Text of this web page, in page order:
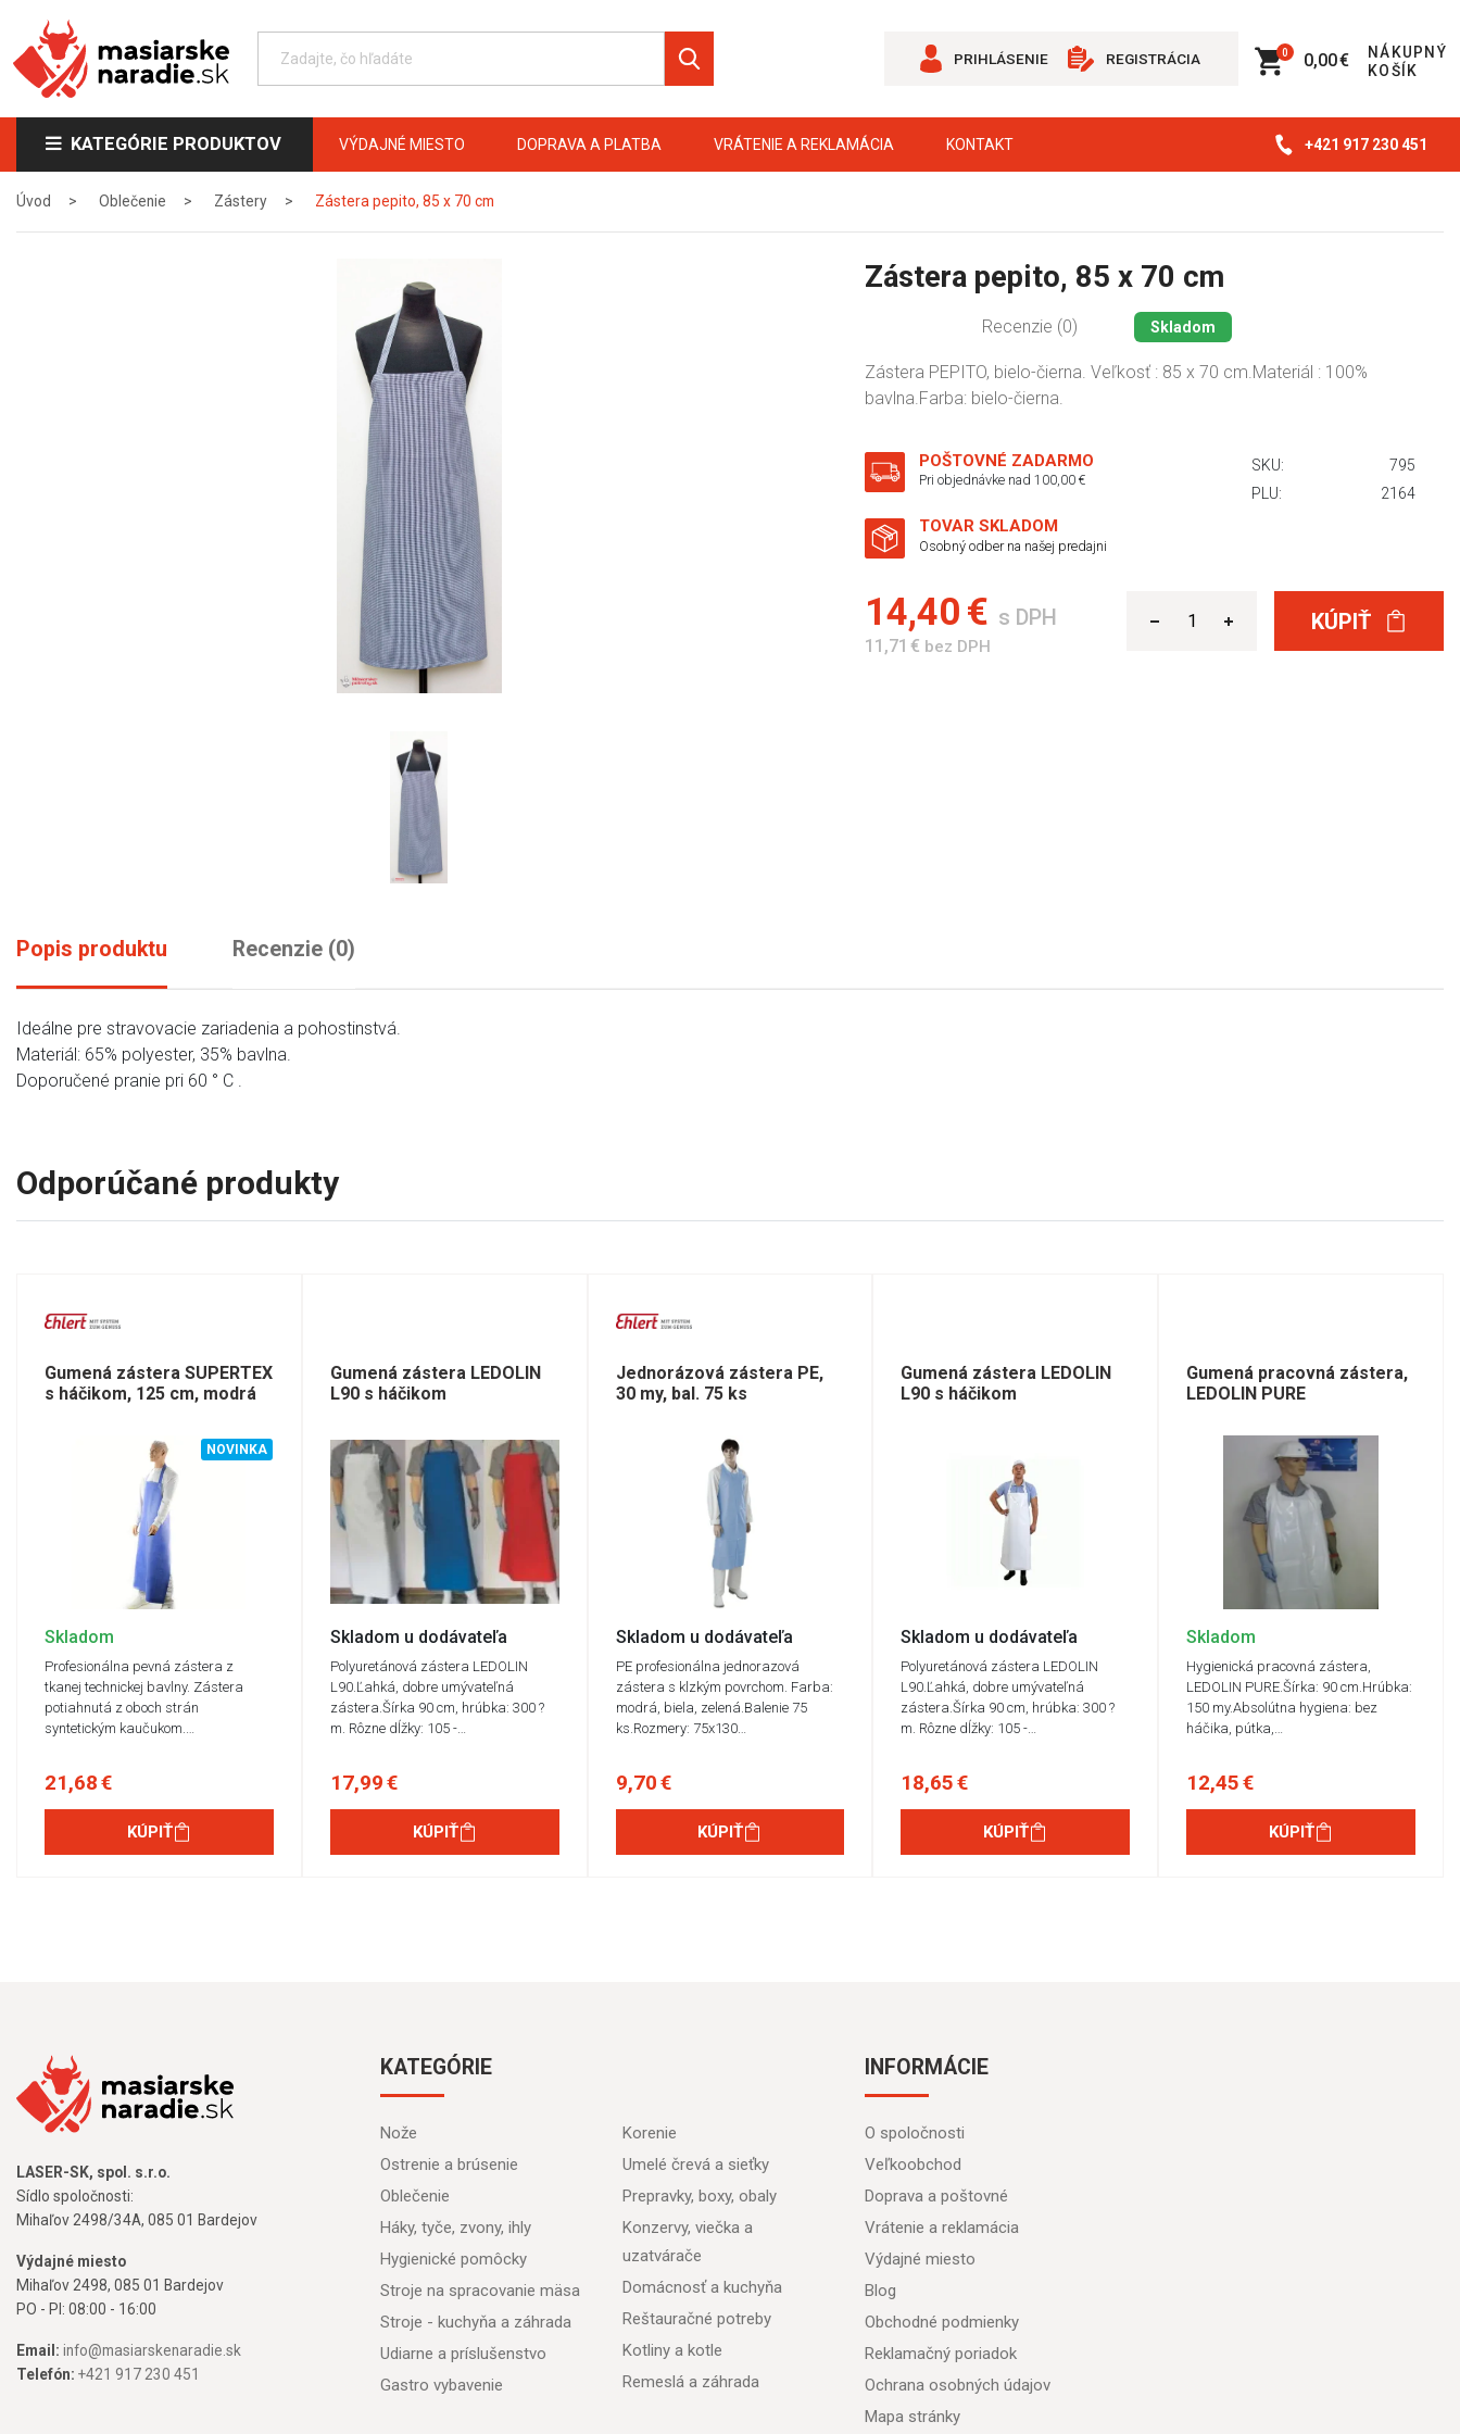
PRIHLÁSENIE REGISTRÁCIA 0,00 €
NÁKUPNÝ
KOŠÍK
0
KATEGÓRIE PRODUKTOV VÝDAJNÉ MIESTO DOPRAVA A PLATBA VRÁTENIE A REKLAMÁCIA KONTAKT +421 917 230 451
Úvod Oblečenie Zástery Zástera pepito, 85 x 70 cm
Zástera pepito, 85 x 70 cm
Recenzie (0) Skladom
Zástera PEPITO, bielo-čierna. Veľkosť : 85 x 70 cm.Materiál : 100%
bavlna.Farba: bielo-čierna.
POŠTOVNÉ ZADARMO
Pri objednávke nad 100,00 €
TOVAR SKLADOM
Osobný odber na našej predajni
SKU:
795
PLU:
2164
14,40 € s DPH
11,71 € bez DPH
KÚPIŤ
Popis produktu Recenzie (0)
Ideálne pre stravovacie zariadenia a pohostinstvá.
Materiál: 65% polyester, 35% bavlna.
Doporučené pranie pri 60 ° C .
Odporúčané produkty
Gumená zástera SUPERTEX
s háčikom, 125 cm, modrá
NOVINKA
Skladom
Profesionálna pevná zástera z
tkanej technickej bavlny. Zástera
potiahnutá z oboch strán
syntetickým kaučukom.…
21,68 €
KÚPIŤ
Gumená zástera LEDOLIN
L90 s háčikom
Skladom u dodávateľa
Polyuretánová zástera LEDOLIN
L90.Ľahká, dobre umývateľná
zástera.Šírka 90 cm, hrúbka: 300 ?
m. Rôzne dĺžky: 105 -…
17,99 €
KÚPIŤ
Jednorázová zástera PE,
30 my, bal. 75 ks
Skladom u dodávateľa
PE profesionálna jednorazová
zástera s klzkým povrchom. Farba:
modrá, biela, zelená.Balenie 75
ks.Rozmery: 75x130…
9,70 €
KÚPIŤ
Gumená zástera LEDOLIN
L90 s háčikom
Skladom u dodávateľa
Polyuretánová zástera LEDOLIN
L90.Ľahká, dobre umývateľná
zástera.Šírka 90 cm, hrúbka: 300 ?
m. Rôzne dĺžky: 105 -…
18,65 €
KÚPIŤ
Gumená pracovná zástera,
LEDOLIN PURE
Skladom
Hygienická pracovná zástera,
LEDOLIN PURE.Šírka: 90 cm.Hrúbka:
150 my.Absolútna hygiena: bez
háčika, pútka,…
12,45 €
KÚPIŤ
LASER-SK, spol. s.r.o.
Sídlo spoločnosti:
Mihaľov 2498/34A, 085 01 Bardejov
Výdajné miesto
Mihaľov 2498, 085 01 Bardejov
PO - PI: 08:00 - 16:00
Email: info@masiarskenaradie.sk
Telefón: +421 917 230 451
KATEGÓRIE
Nože
Ostrenie a brúsenie
Oblečenie
Háky, tyče, zvony, ihly
Hygienické pomôcky
Stroje na spracovanie mäsa
Stroje - kuchyňa a záhrada
Udiarne a príslušenstvo
Gastro vybavenie
Korenie
Umelé črevá a sieťky
Prepravky, boxy, obaly
Konzervy, viečka a
uzatvárače
Domácnosť a kuchyňa
Reštauračné potreby
Kotliny a kotle
Remeslá a záhrada
INFORMÁCIE
O spoločnosti
Veľkoobchod
Doprava a poštovné
Vrátenie a reklamácia
Výdajné miesto
Blog
Obchodné podmienky
Reklamačný poriadok
Ochrana osobných údajov
Mapa stránky